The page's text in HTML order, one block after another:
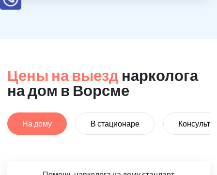
Цены на выезд нарколога
на дом в Ворсме
На дому В стационаре